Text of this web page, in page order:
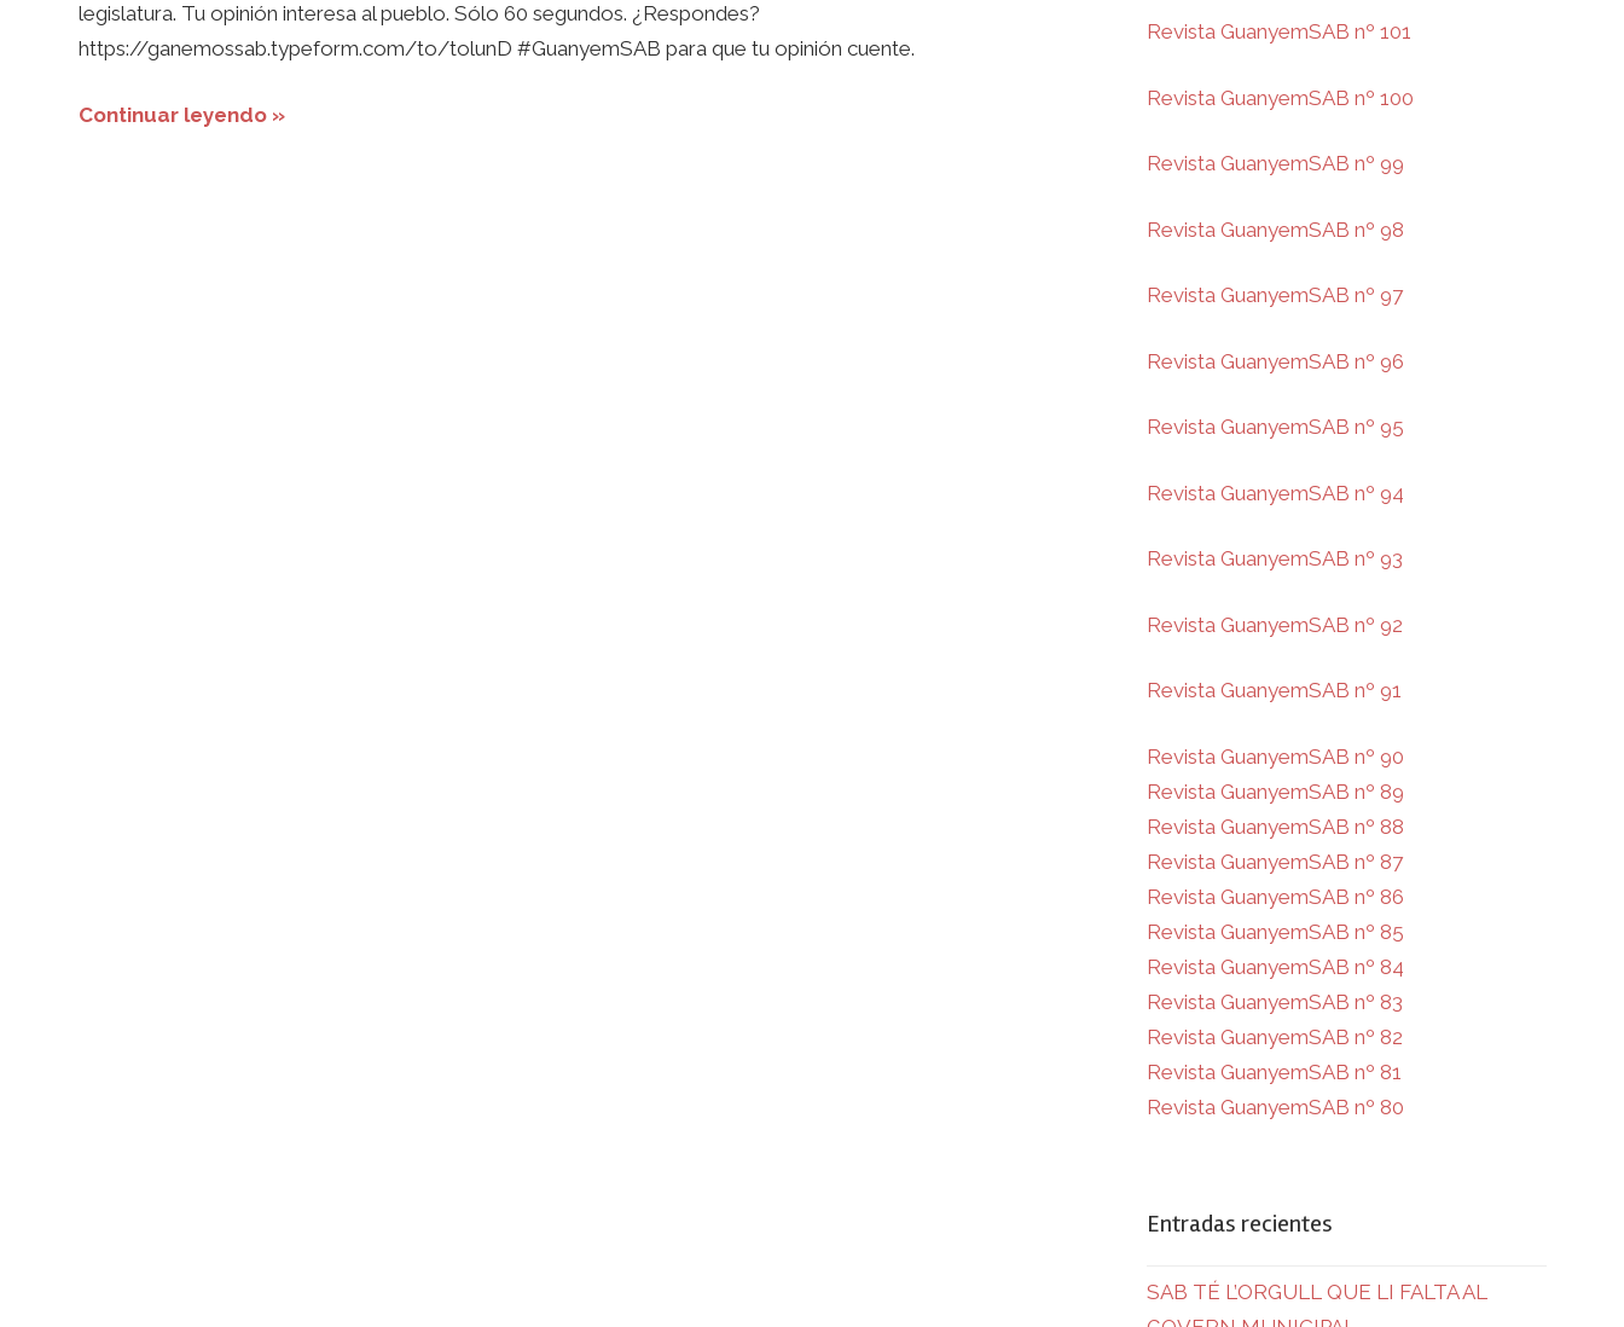
legislatura. Tu opinión interesa al pueblo. Sólo 60 segundos. ¿Respondes?
https://ganemossab.typeform.com/to/tolunD #GuanyemSAB para que tu opinión cuente.
Continuar leyendo »
Revista GuanyemSAB nº 101
Revista GuanyemSAB nº 100
Revista GuanyemSAB nº 99
Revista GuanyemSAB nº 98
Revista GuanyemSAB nº 97
Revista GuanyemSAB nº 96
Revista GuanyemSAB nº 95
Revista GuanyemSAB nº 94
Revista GuanyemSAB nº 93
Revista GuanyemSAB nº 92
Revista GuanyemSAB nº 91
Revista GuanyemSAB nº 90
Revista GuanyemSAB nº 89
Revista GuanyemSAB nº 88
Revista GuanyemSAB nº 87
Revista GuanyemSAB nº 86
Revista GuanyemSAB nº 85
Revista GuanyemSAB nº 84
Revista GuanyemSAB nº 83
Revista GuanyemSAB nº 82
Revista GuanyemSAB nº 81
Revista GuanyemSAB nº 80
Entradas recientes
SAB TÉ L’ORGULL QUE LI FALTA AL